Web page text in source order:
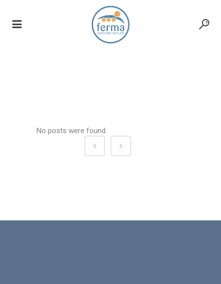
No posts were found.